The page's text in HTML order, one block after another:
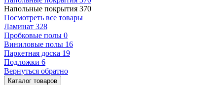
Напольные покрытия 370
Посмотреть все товары
Ламинат 328
Пробковые полы 0
Виниловые полы 16
Паркетная доска 19
Подложки 6
Вернуться обратно
Каталог товаров